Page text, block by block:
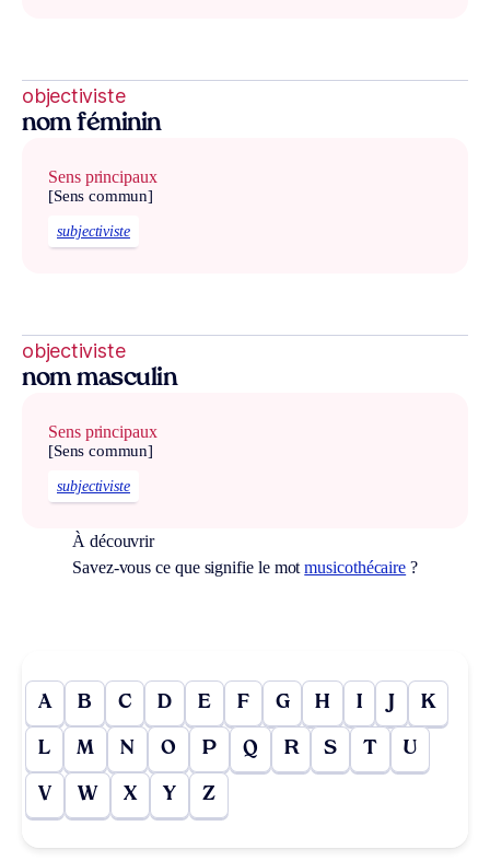
objectiviste
nom féminin
Sens principaux
[Sens commun]
subjectiviste
objectiviste
nom masculin
Sens principaux
[Sens commun]
subjectiviste
À découvrir
Savez-vous ce que signifie le motmusicothécaire ?
A B C D E F G H I J K
L M N O P Q R S T U
V W X Y Z